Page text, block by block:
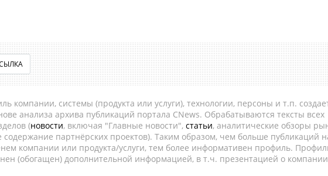
компании, системы (продукта или услуги), технологии, персоны и т.п.
анализа архива публикаций портала CNews. Обрабатываются тексты всех
(новости, включая "Главные новости", статьи, аналитические обзоры
содержание партнёрских проектов). Таким образом, чем больше публикаций
компании или продукта/услуги, тем более информативен профиль.
(обогащен) дополнительной информацией, в т.ч. презентацией о